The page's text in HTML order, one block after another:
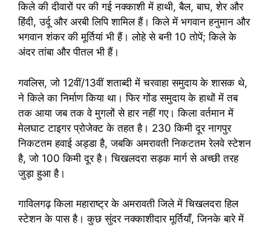
किले की दीवारों पर की गई नक्काशी में हाथी, बैल, बाघ, शेर और
हिंदी, उर्दू और अरबी लिपि शामिल हैं। किले में भगवान हनुमान और
भगवान शंकर की मूर्तियां भी हैं। लोहे से बनी 10 तोपें; किले के
अंदर तांबा और पीतल भी हैं।
गवलिस, जो 12वीं/13वीं शताब्दी में चरवाहा समुदाय के शासक थे,
ने किले का निर्माण किया था। फिर गोंड समुदाय के हाथों में तब
तक आया जब तक वे मुगलों से हार नहीं गए। किला वर्तमान में
मेलघाट टाइगर प्रोजेक्ट के तहत है। 230 किमी दूर नागपुर
निकटतम हवाई अड्डा है, जबकि अमरावती निकटतम रेलवे स्टेशन
है, जो 100 किमी दूर है। चिखलदरा सड़क मार्ग से अच्छी तरह
जुड़ा हुआ है।
गाविलगढ़ किला महाराष्ट्र के अमरावती जिले में चिखलदरा हिल
स्टेशन के पास है। कुछ सुंदर नक्काशीदार मूर्तियाँ, जिनके बारे में